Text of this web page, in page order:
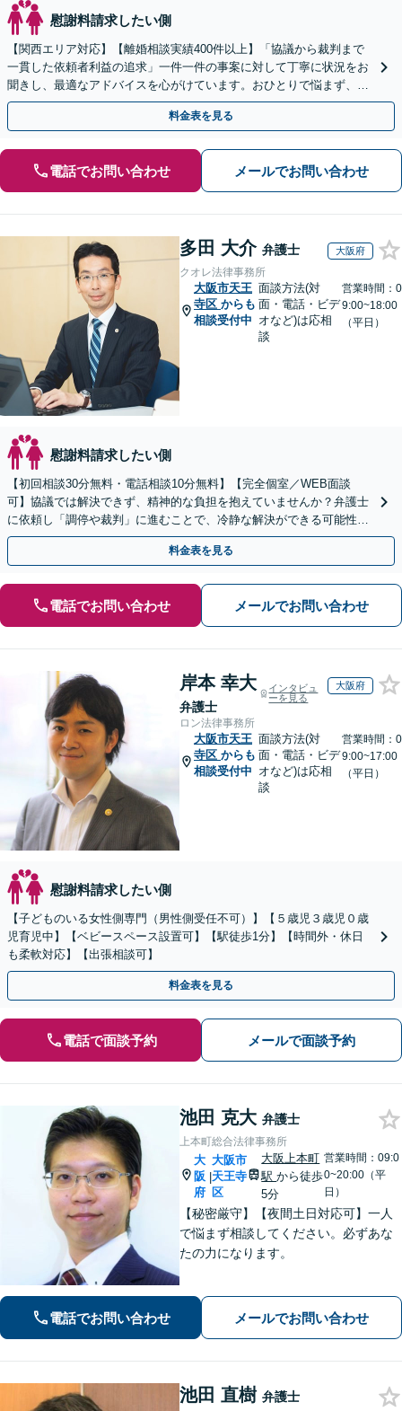
慰謝料請求したい側
【関西エリア対応】【離婚相談実績400件以上】「協議から裁判まで
一貫した依頼者利益の追求」一件一件の事案に対して丁寧に状況をお
聞きし、最適なアドバイスを心がけています。おひとりで悩まず、ぜ
ひ一度ご相談ください【完全個室対応】【子連れ相談可】
料金表を見る
電話でお問い合わせ メールでお問い合わせ
多田 大介 弁護士 大阪府
クオレ法律事務所
大阪市天王
寺区 からも
相談受付中
面談方法(対
面・電話・ビデ
オなど)は応相
談
営業時間：0
9:00~18:00
（平日）
慰謝料請求したい側
【初回相談30分無料・電話相談10分無料】【完全個室／WEB面談
可】協議では解決できず、精神的な負担を抱えていませんか？弁護士
に依頼し「調停や裁判」に進むことで、冷静な解決ができる可能性も
【歴20年以上】の経験豊富な弁護士にご相談ください。
料金表を見る
電話でお問い合わせ メールでお問い合わせ
岸本 幸大
弁護士
インタビュ
ーを見る
大阪府
ロン法律事務所
大阪市天王
寺区 からも
相談受付中
面談方法(対
面・電話・ビデ
オなど)は応相
談
営業時間：0
9:00~17:00
（平日）
慰謝料請求したい側
【子どものいる女性側専門（男性側受任不可）】【５歳児３歳児０歳
児育児中】【ベビースペース設置可】【駅徒歩1分】【時間外・休日
も柔軟対応】【出張相談可】
料金表を見る
電話で面談予約 メールで面談予約
池田 克大 弁護士
上本町総合法律事務所
大
阪
府
|
大阪市
天王寺
区
大阪上本町
駅から徒歩
5分
営業時間：09:0
0~20:00（平
日）
【秘密厳守】【夜間土日対応可】一人
で悩まず相談してください。必ずあな
たの力になります。
電話でお問い合わせ メールでお問い合わせ
池田 直樹 弁護士